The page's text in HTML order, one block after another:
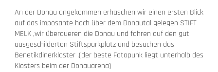
An der Donau angekommen erhaschen wir einen ersten Blick
auf das imposante hoch über dem Donautal gelegen STIFT
MELK ,wir überqueren die Donau und fahren auf den gut
ausgeschilderten Stiftsparkplatz und besuchen das
Benetikdinerkloster .(der beste Fotopunk liegt unterhalb des
Klosters beim der Donauarena)